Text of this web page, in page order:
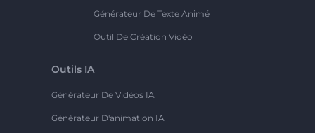
Générateur De Texte Animé
Outil De Création Vidéo
Outils IA
Générateur De Vidéos IA
Générateur D'animation IA